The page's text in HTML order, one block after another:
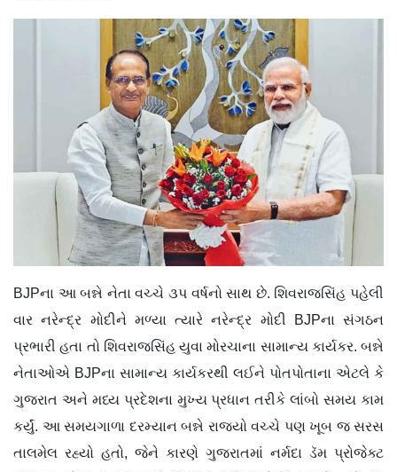
BJPના આ બન્ને નેતા વચ્ચે ૩પ વર્ષનો સાથ છે. શિવરાજસિંહ પહેલી
વાર નરેન્દ્ર મોદીને મળ્યા ત્યારે નરેન્દ્ર મોદી BJPના સંગઠન
પ્રભારી હતા તો શિવરાજસિંહ યુવા મોરચાના સામાન્ય કાર્યકર. બન્ને
નેતાઓએ BJPના સામાન્ય કાર્યકરથી લઈને પોતપોતાના એટલે કે
ગુજરાત અને મધ્ય પ્રદેશના મુખ્ય પ્રધાન તરીકે લાંબો સમય કામ
કર્યું. આ સમયગાળા દરમ્યાન બન્ને રાજ્યો વચ્ચે પણ ખૂબ જ સરસ
તાલમેલ રહ્યો હતો, જેને કારણે ગુજરાતમાં નર્મદા ડૅમ પ્રોજેક્ટ